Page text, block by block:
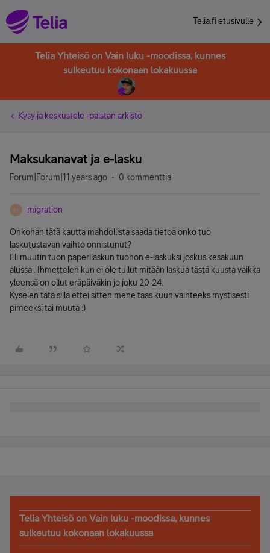
Telia.fi etusivulle
Telia Yhteisö on Vain luku -moodissa, kunnes
sulkeutuu kokonaan lokakuussa
Kysy ja keskustele -palstan arkisto
Maksukanavat ja e-lasku
Forum|Forum|11 years ago 0 kommenttia
M migration
Onkohan tätä kautta mahdollista saada tietoa onko tuo
laskutustavan vaihto onnistunut?
Eli muutin tuon paperilaskun tuohon e-laskuksi joskus kesäkuun
alussa . Ihmettelen kun ei ole tullut mitään laskua tästä kuusta vaikka
yleensä on ollut eräpäiväkin jo joku 20-24.
Kyselen tätä sillä ettei sitten mene taas kuun vaihteeks mystisesti
pimeeksi tai muuta :)
Telia Yhteisö on Vain luku -moodissa, kunnes
sulkeutuu kokonaan lokakuussa